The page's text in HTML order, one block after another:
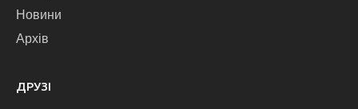
Новини
Архів
ДРУЗІ